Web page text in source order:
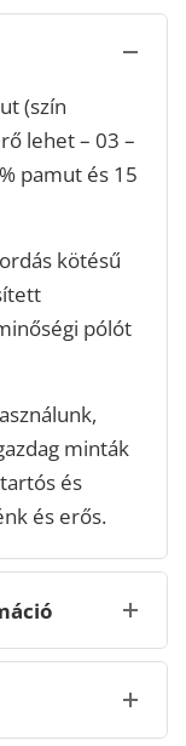
(szín
lehet – 03 –
pamut és 15
kötésű
pólót
minták
és
és erős.